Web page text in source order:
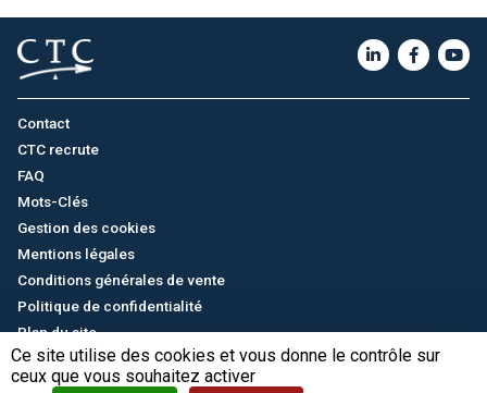
Ce site utilise des cookies et vous donne le contrôle sur
ceux que vous souhaitez activer
Contact
CTC recrute
FAQ
Mots-Clés
Gestion des cookies
Mentions légales
Conditions générales de vente
Politique de confidentialité
Plan du site